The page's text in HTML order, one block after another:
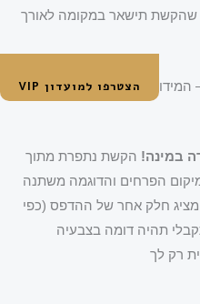
שהקשת תישאר במקומה לאורך
– המידות המדויקות למראה בעל
במינה! הקשת נתפרת מתוך
הפרחים והדוגמה משתנה
חלק אחר של ההדפס (כפי
תהיה דומה בצבעיה
רק לך
הצטרפו למועדון VIP